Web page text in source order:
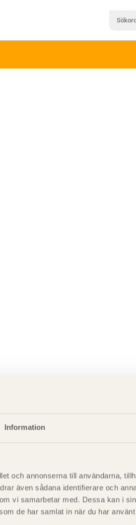
Information
och annonserna till användarna,
även sådana identifierare och
vi samarbetar med. Dessa kan i
de har samlat in när du har
och deras